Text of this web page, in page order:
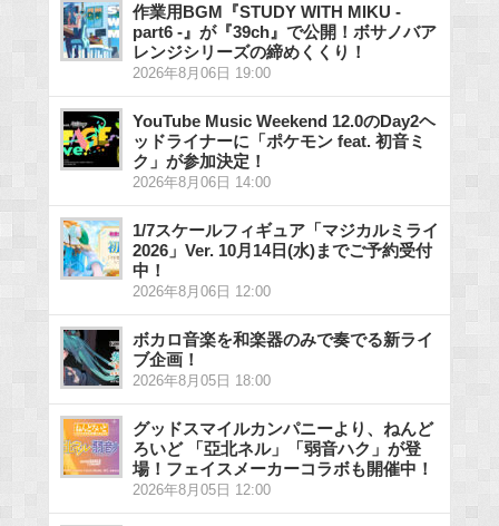
作業用BGM『STUDY WITH MIKU -
part6 -』が『39ch』で公開！ボサノバア
レンジシリーズの締めくくり！
2026年8月06日 19:00
YouTube Music Weekend 12.0のDay2ヘ
ッドライナーに「ポケモン feat. 初音ミ
ク」が参加決定！
2026年8月06日 14:00
1/7スケールフィギュア「マジカルミライ
2026」Ver. 10月14日(水)までご予約受付
中！
2026年8月06日 12:00
ボカロ音楽を和楽器のみで奏でる新ライ
ブ企画！
2026年8月05日 18:00
グッドスマイルカンパニーより、ねんど
ろいど 「亞北ネル」「弱音ハク」が登
場！フェイスメーカーコラボも開催中！
2026年8月05日 12:00